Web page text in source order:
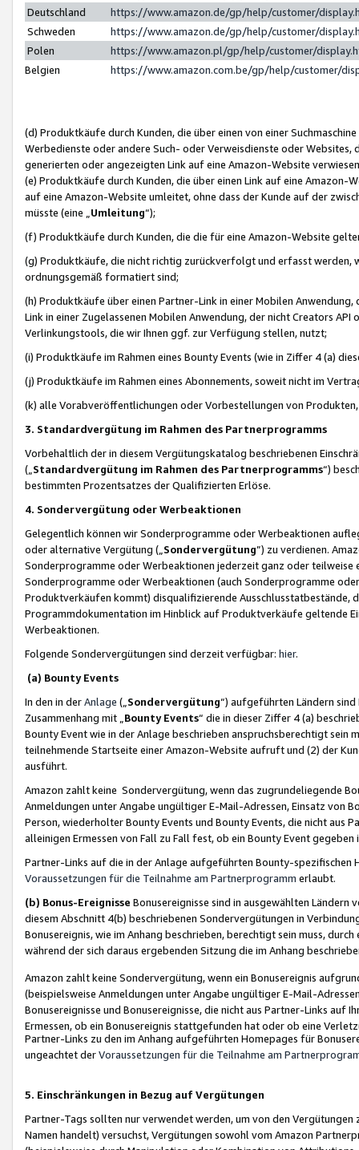
Deutschland
https://www.amazon.de/gp/help/customer/
Schweden
https://www.amazon.de/gp/help/customer/
Polen
https://www.amazon.pl/gp/help/customer/
Belgien
https://www.amazon.com.be/gp/help/customer/
(d) Produktkäufe durch Kunden, die über einen von einer
Werbedienste oder andere Such- oder Verweisdienste oder Websites,
generierten oder angezeigten Link auf eine Amazon-Website
(e) Produktkäufe durch Kunden, die über einen Link auf eine
auf eine Amazon-Website umleitet, ohne dass der Kunde auf der
müsste (eine „ Umleitung“);
(f) Produktkäufe durch Kunden, die die für eine Amazon-Website
(g) Produktkäufe, die nicht richtig zurückverfolgt und erfasst werden,
ordnungsgemäß formatiert sind;
(h) Produktkäufe über einen Partner-Link in einer Mobilen
Link in einer Zugelassenen Mobilen Anwendung, der nicht Creators
Verlinkungstools, die wir Ihnen ggf. zur Verfügung stellen, nutzt;
(i) Produktkäufe im Rahmen eines Bounty Events (wie in Ziffer 4 (a)
(j) Produktkäufe im Rahmen eines Abonnements, soweit nicht im
(k) alle Vorabveröffentlichungen oder Vorbestellungen von
3. Standardvergütung im Rahmen des Partnerprogramms
Vorbehaltlich der in diesem Vergütungskatalog beschriebenen
(„ Standardvergütung im Rahmen des Partnerprogramms“)
bestimmten Prozentsatzes der Qualifizierten Erlöse.
4. Sondervergütung oder Werbeaktionen
Gelegentlich können wir Sonderprogramme oder Werbeaktionen
oder alternative Vergütung („ Sondervergütung”) zu verdienen.
Sonderprogramme oder Werbeaktionen jederzeit ganz oder
Sonderprogramme oder Werbeaktionen (auch Sonderprogramme
Produktverkäufen kommt) disqualifizierende Ausschlusstatbestände,
Programmdokumentation im Hinblick auf Produktverkäufe geltende
Werbeaktionen.
Folgende Sondervergütungen sind derzeit verfügbar: hier.
(a) Bounty Events
In den in derAnlage („ Sondervergütung“) aufgeführten Ländern
Zusammenhang mit „ Bounty Events“ die in dieser Ziffer 4 (a)
Bounty Event wie in der Anlage beschrieben anspruchsberechtigt sein
teilnehmende Startseite einer Amazon-Website aufruft und (2) der
ausführt.
Amazon zahlt keine Sondervergütung, wenn das zugrundeliegende
Anmeldungen unter Angabe ungültiger E-Mail-Adressen, Einsatz von
Person, wiederholter Bounty Events und Bounty Events, die nicht
alleinigen Ermessen von Fall zu Fall fest, ob ein Bounty Event
Partner-Links auf die in der Anlage aufgeführten Bounty-spezifischen
Voraussetzungen für die Teilnahme am Partnerprogramm erlaubt.
(b) Bonus-Ereignisse Bonusereignisse sind in ausgewählten Ländern
diesem Abschnitt 4(b) beschriebenen Sondervergütungen in
Bonusereignis, wie im Anhang beschrieben, berechtigt sein muss,
während der sich daraus ergebenden Sitzung die im Anhang
Amazon zahlt keine Sondervergütung, wenn ein Bonusereignis
(beispielsweise Anmeldungen unter Angabe ungültiger E-Mail-
Bonusereignisse und Bonusereignisse, die nicht aus Partner-Links auf
Ermessen, ob ein Bonusereignis stattgefunden hat oder ob eine
Partner-Links zu den im Anhang aufgeführten Homepages für
ungeachtet derVoraussetzungen für die Teilnahme am
5. Einschränkungen in Bezug auf Vergütungen
Partner-Tags sollten nur verwendet werden, um von den
Namen handelt) versuchst, Vergütungen sowohl vom Amazon